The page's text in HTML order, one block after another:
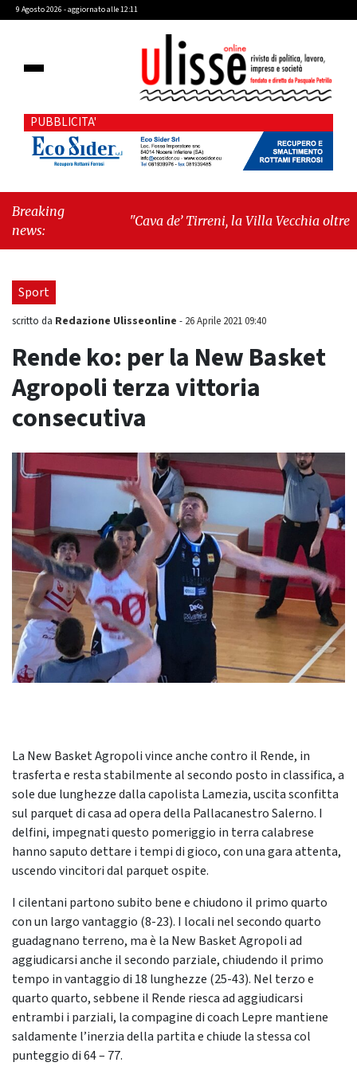
9 Agosto 2026 - aggiornato alle 12:11
PUBBLICITA'
Breaking
news:
"Cava de’ Tirreni, la Villa Vecchia oltre i
Sport
scritto da Redazione Ulisseonline - 26 Aprile 2021 09:40
Rende ko: per la New Basket
Agropoli terza vittoria
consecutiva
La New Basket Agropoli vince anche contro il Rende, in
trasferta e resta stabilmente al secondo posto in classifica, a
sole due lunghezze dalla capolista Lamezia, uscita sconfitta
sul parquet di casa ad opera della Pallacanestro Salerno. I
delfini, impegnati questo pomeriggio in terra calabrese
hanno saputo dettare i tempi di gioco, con una gara attenta,
uscendo vincitori dal parquet ospite.
I cilentani partono subito bene e chiudono il primo quarto
con un largo vantaggio (8-23). I locali nel secondo quarto
guadagnano terreno, ma è la New Basket Agropoli ad
aggiudicarsi anche il secondo parziale, chiudendo il primo
tempo in vantaggio di 18 lunghezze (25-43). Nel terzo e
quarto quarto, sebbene il Rende riesca ad aggiudicarsi
entrambi i parziali, la compagine di coach Lepre mantiene
saldamente l’inerzia della partita e chiude la stessa col
punteggio di 64 – 77.